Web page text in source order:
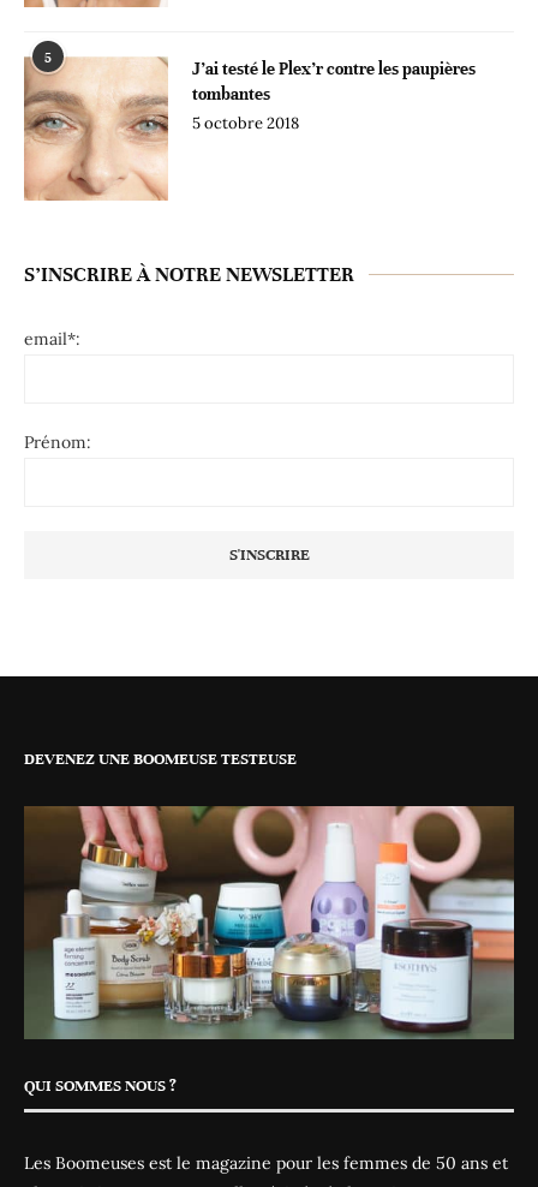
5
J’ai testé le Plex’r contre les paupières
tombantes
5 octobre 2018
S’INSCRIRE À NOTRE NEWSLETTER
email*:
Prénom:
DEVENEZ UNE BOOMEUSE TESTEUSE
QUI SOMMES NOUS ?
Les Boomeuses est le magazine pour les femmes de 50 ans et